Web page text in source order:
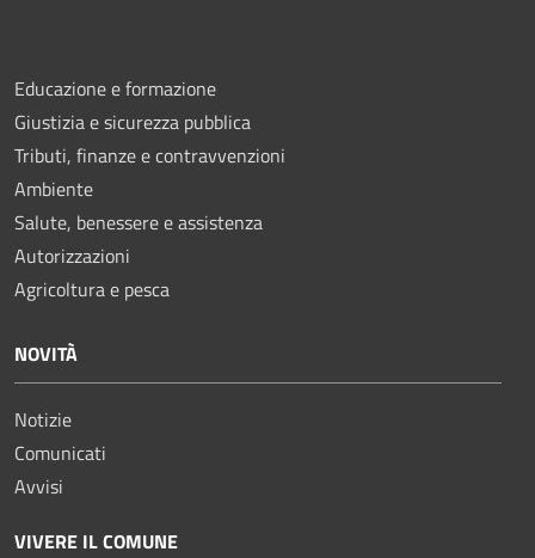
Educazione e formazione
Giustizia e sicurezza pubblica
Tributi, finanze e contravvenzioni
Ambiente
Salute, benessere e assistenza
Autorizzazioni
Agricoltura e pesca
NOVITÀ
Notizie
Comunicati
Avvisi
VIVERE IL COMUNE